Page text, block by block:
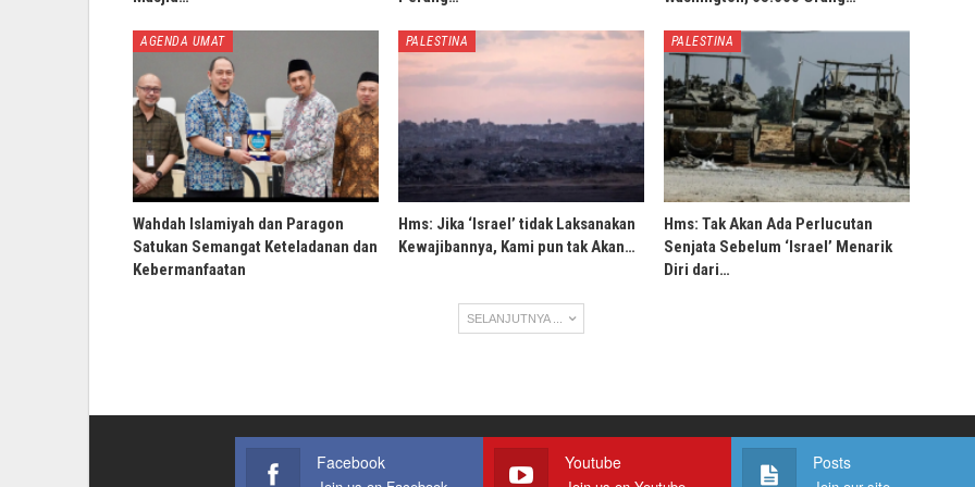
AGENDA UMAT
Wahdah Islamiyah dan Paragon
Satukan Semangat Keteladanan dan
Kebermanfaatan
PALESTINA
Hms: Jika ‘Israel’ tidak Laksanakan
Kewajibannya, Kami pun tak Akan…
PALESTINA
Hms: Tak Akan Ada Perlucutan
Senjata Sebelum ‘Israel’ Menarik
Diri dari…
SELANJUTNYA ...
Facebook Youtube Posts